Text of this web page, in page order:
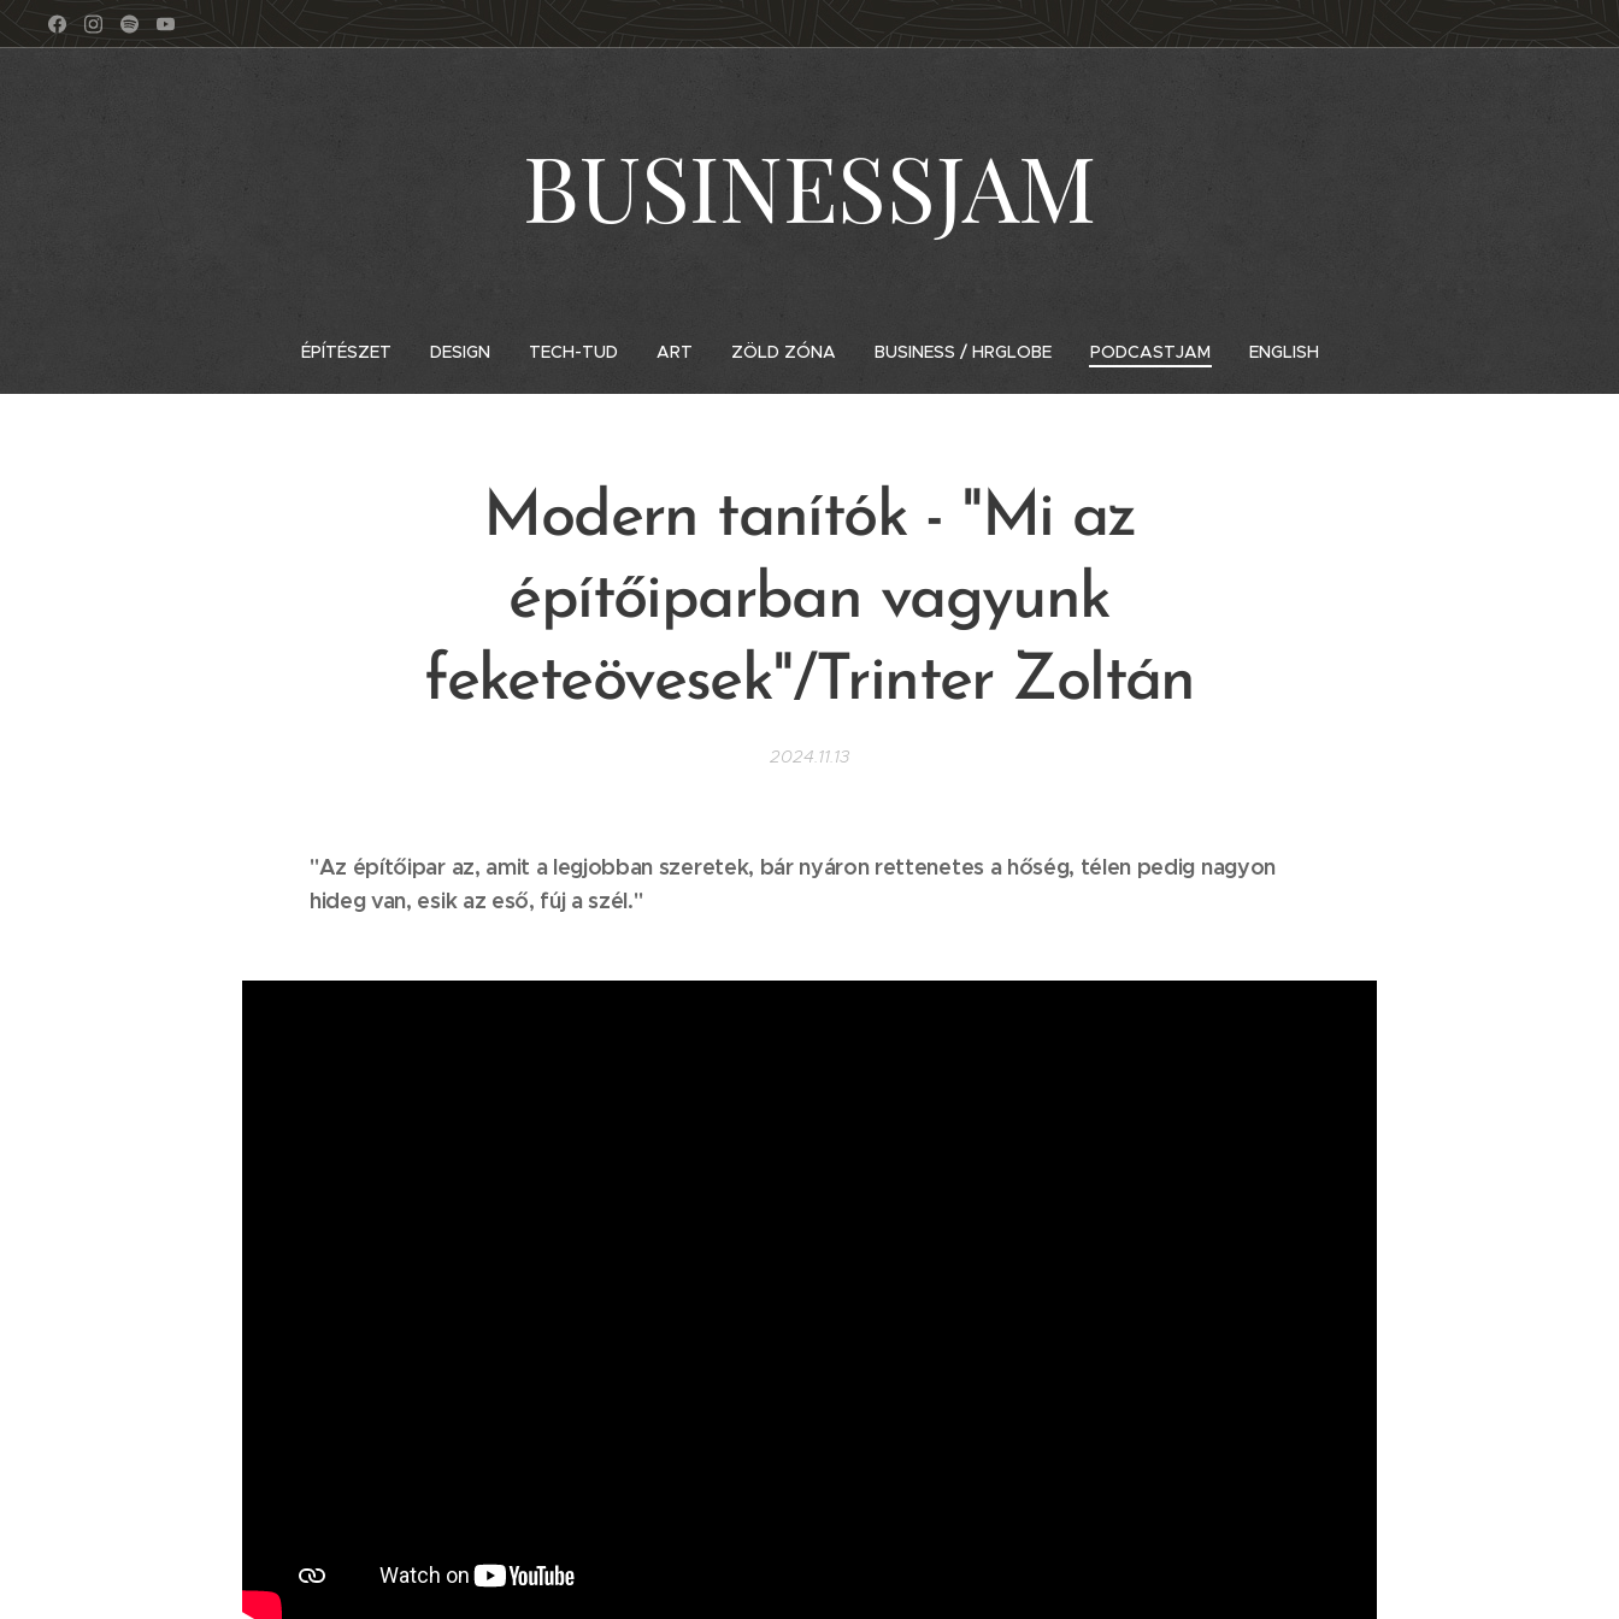
BUSINESSJAM
ÉPÍTÉSZET DESIGN TECH-TUD ART ZÖLD ZÓNA BUSINESS / HRGLOBE PODCASTJAM ENGLISH
Modern tanítók - "Mi az
építőiparban vagyunk
feketeövesek"/Trinter Zoltán
2024.11.13
"Az építőipar az, amit a legjobban szeretek, bár nyáron rettenetes a hőség, télen pedig nagyon
hideg van, esik az eső, fúj a szél."